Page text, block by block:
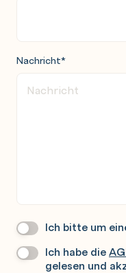
Nachricht*
Wir
Sie
Ich bitte um
Datenschutz*
Ich habe die
gelesen und